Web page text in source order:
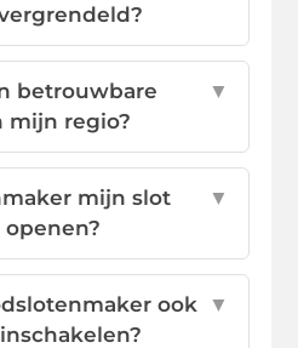
betrouwbare
mijn regio?
▼
mijn slot
▼
ook
▼